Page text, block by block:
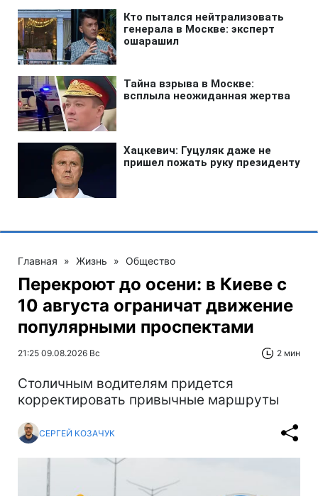
Главная » Жизнь » Общество
Перекроют до осени: в Киеве с
10 августа ограничат движение
популярными проспектами
21:25 09.08.2026 Вс 2 мин
Столичным водителям придется
корректировать привычные маршруты
СЕРГЕЙ КОЗАЧУК